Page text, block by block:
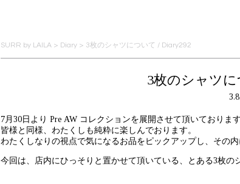
SURR by LAILA > Diary > 3枚のシャツについて / Diary292
3枚のシャツ
7月30日より Pre AW コレクションを展開させて頂いております
皆様と同様、わたくしも純粋に楽しんでおります。
わたくしなりの視点で気になるお品をピックアップし、その
今回は、店内にひっそりと置かせて頂いている、とある3枚の